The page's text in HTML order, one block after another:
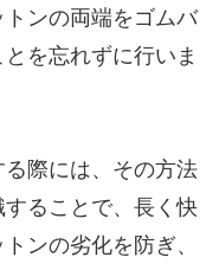
ンの両端をゴムバ
を忘れずに行いま
際には、その方法
ることで、長く快
ンの劣化を防ぎ、